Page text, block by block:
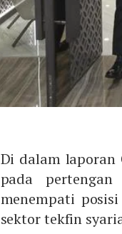
Di dalam laporan
pada
menempati
sektor tekfin